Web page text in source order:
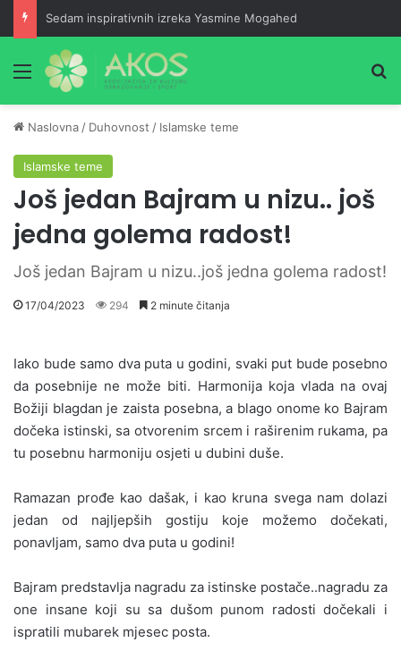
Sedam inspirativnih izreka Yasmine Mogahed
Meni
Naslovna / Duhovnost / Islamske teme
Islamske teme
Još jedan Bajram u nizu.. još
jedna golema radost!
Još jedan Bajram u nizu..još jedna golema radost!
17/04/2023 294 2 minute čitanja
Iako bude samo dva puta u godini, svaki put bude posebno
da posebnije ne može biti. Harmonija koja vlada na ovaj
Božiji blagdan je zaista posebna, a blago onome ko Bajram
dočeka istinski, sa otvorenim srcem i raširenim rukama, pa
tu posebnu harmoniju osjeti u dubini duše.
Ramazan prođe kao dašak, i kao kruna svega nam dolazi
jedan od najljepših gostiju koje možemo dočekati,
ponavljam, samo dva puta u godini!
Bajram predstavlja nagradu za istinske postače..nagradu za
one insane koji su sa dušom punom radosti dočekali i
ispratili mubarek mjesec posta.